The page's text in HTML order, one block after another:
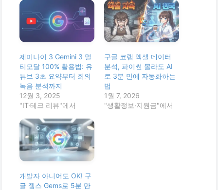
제미나이 3 Gemini 3 멀
티모달 100% 활용법: 유
튜브 3초 요약부터 회의
녹음 분석까지
12월 3, 2025
"IT·테크 리뷰"에서
구글 코랩 엑셀 데이터
분석, 파이썬 몰라도 AI
로 3분 만에 자동화하는
법
1월 7, 2026
"생활정보·지원금"에서
개발자 아니어도 OK! 구
글 젬스 Gems로 5분 만